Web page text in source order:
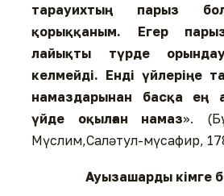
тарауихтың парыз
қорыққаным. Егер
лайықты түрде
келмейді. Енді үйлеріңе
намаздарынан басқа ең
үйде оқылған намаз».
Мүслим,Саләтул-мүсафир,
Ауызашарды кімге